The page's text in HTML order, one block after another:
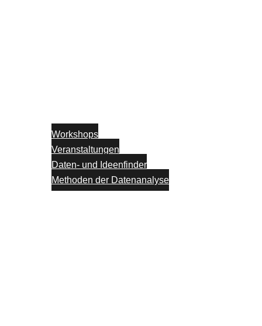
Workshops
Veranstaltungen
Daten- und Ideenfinder
Methoden der Datenanalyse